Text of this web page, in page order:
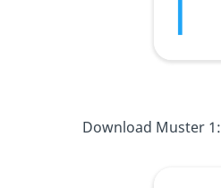
Download Muster 1: